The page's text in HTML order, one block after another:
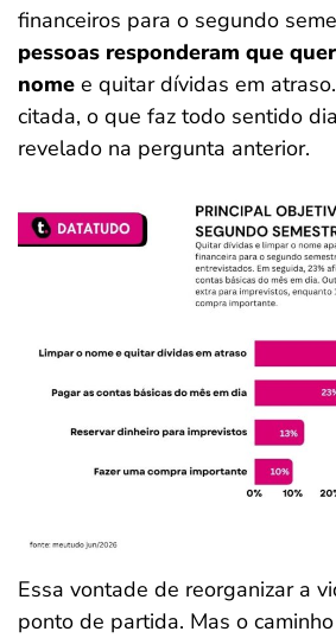
financeiros para o segundo
pessoas responderam que
nome e quitar dívidas em
citada, o que faz todo sentido
revelado na pergunta anterior.
Essa vontade de reorganizar a
ponto de partida. Mas o